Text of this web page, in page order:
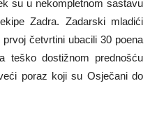
su u nekompletnom sastavu
Zadra. Zadarski mladići
četvrtini ubacili 30 poena
teško dostižnom prednošću
poraz koji su Osječani do